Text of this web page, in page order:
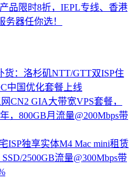
品限时8折，IEPL专线、香港
器任你选！
货：洛杉矶NTT/GTT双ISP住
中国优化套餐上线
CN2 GIA大带宽VPS套餐，
，800GB月流量@200Mbps带
ISP独享实体M4 Mac mini租赁
2500GB流量@300Mbps带